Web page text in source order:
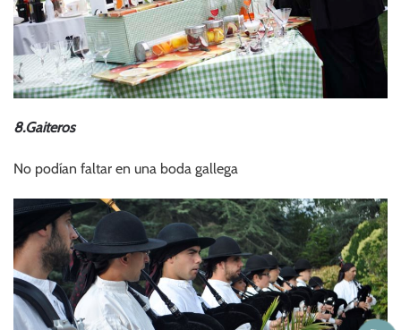
8.Gaiteros
No podían faltar en una boda gallega